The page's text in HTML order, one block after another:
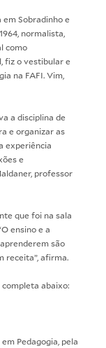
em Sobradinho e
normalista,
como
fiz o vestibular e
na FAFI. Vim,
a disciplina de
e organizar as
experiência
e
professor
que foi na sala
ensino e a
são
receita”, afirma.
abaixo:
Pedagogia, pela